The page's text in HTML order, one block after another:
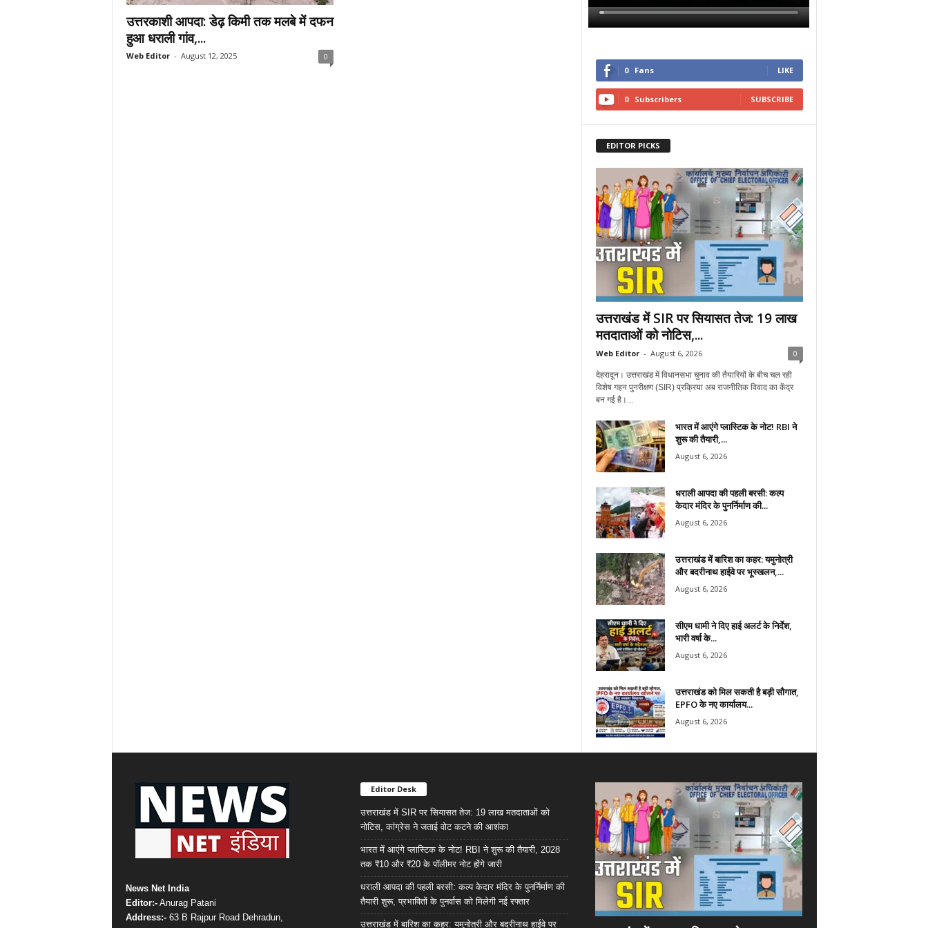
उत्तरकाशी आपदा: डेढ़ किमी तक मलबे में दफन
हुआ धराली गांव,...
Web Editor - August 12, 2025 0
0 Fans LIKE
0 Subscribers SUBSCRIBE
EDITOR PICKS
उत्तराखंड में SIR पर सियासत तेज: 19 लाख
मतदाताओं को नोटिस,...
Web Editor - August 6, 2026 0
देहरादून। उत्तराखंड में विधानसभा चुनाव की तैयारियों के बीच चल रही
विशेष गहन पुनरीक्षण (SIR) प्रक्रिया अब राजनीतिक विवाद का केंद्र
बन गई है।...
भारत में आएंगे प्लास्टिक के नोट! RBI ने
शुरू की तैयारी,...
August 6, 2026
धराली आपदा की पहली बरसी: कल्प
केदार मंदिर के पुनर्निर्माण की...
August 6, 2026
उत्तराखंड में बारिश का कहर: यमुनोत्री
और बदरीनाथ हाईवे पर भूस्खलन,...
August 6, 2026
सीएम धामी ने दिए हाई अलर्ट के निर्देश,
भारी वर्षा के...
August 6, 2026
उत्तराखंड को मिल सकती है बड़ी सौगात,
EPFO के नए कार्यालय...
August 6, 2026
News Net India
Editor:-Anurag Patani
Address:-63 B Rajpur Road Dehradun,
Editor Desk
उत्तराखंड में SIR पर सियासत तेज: 19 लाख मतदाताओं को
नोटिस, कांग्रेस ने जताई वोट कटने की आशंका
भारत में आएंगे प्लास्टिक के नोट! RBI ने शुरू की तैयारी, 2028
तक ₹10 और ₹20 के पॉलीमर नोट होंगे जारी
धराली आपदा की पहली बरसी: कल्प केदार मंदिर के पुनर्निर्माण की
तैयारी शुरू, प्रभावितों के पुनर्वास को मिलेगी नई रफ्तार
उत्तराखंड में बारिश का कहर: यमुनोत्री और बदरीनाथ हाईवे पर